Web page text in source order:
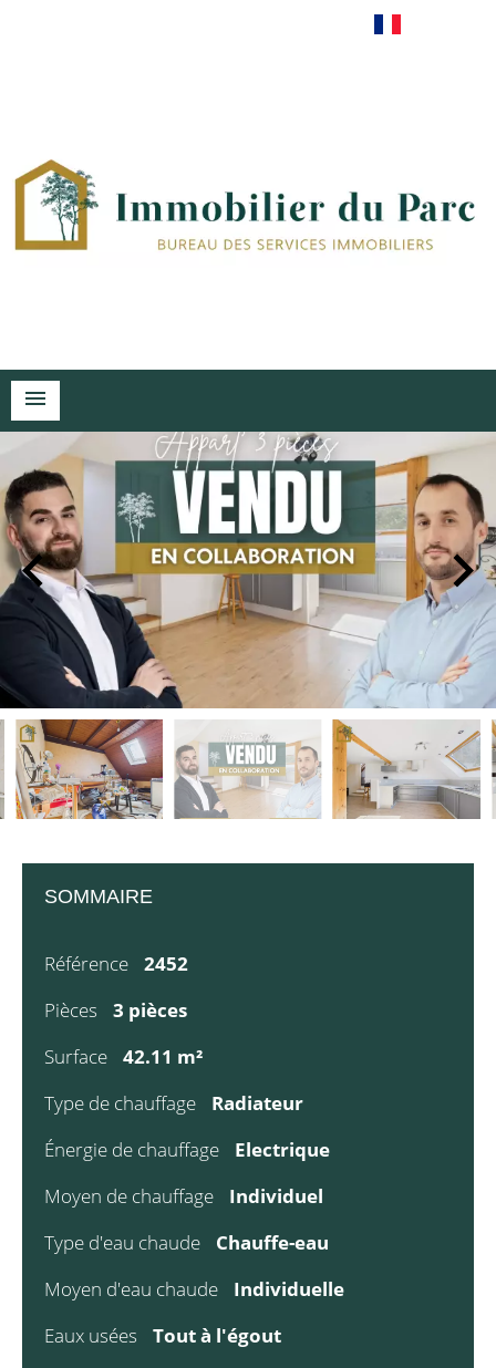
SOMMAIRE
Référence
2452
Pièces
3 pièces
Surface
42.11 m²
Type de chauffage
Radiateur
Énergie de chauffage
Electrique
Moyen de chauffage
Individuel
Type d'eau chaude
Chauffe-eau
Moyen d'eau chaude
Individuelle
Eaux usées
Tout à l'égout